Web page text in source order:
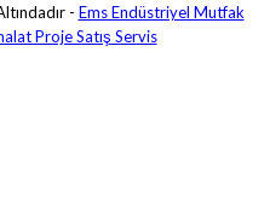
- Ems Endüstriyel Mutfak
Proje Satış Servis